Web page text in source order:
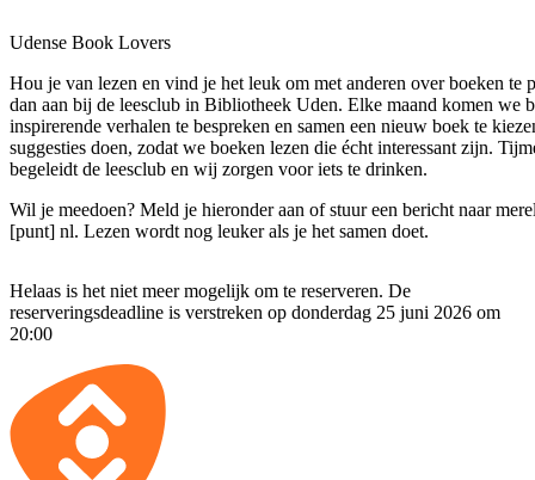
Udense Book Lovers
Hou je van lezen en vind je het leuk om met anderen over boeken te
dan aan bij de leesclub in Bibliotheek Uden. Elke maand komen we
inspirerende verhalen te bespreken en samen een nieuw boek te
suggesties doen, zodat we boeken lezen die écht interessant zijn.
begeleidt de leesclub en wij zorgen voor iets te drinken.
Wil je meedoen? Meld je hieronder aan of stuur een bericht naar
[punt] nl. Lezen wordt nog leuker als je het samen doet.
Helaas is het niet meer mogelijk om te reserveren. De
reserveringsdeadline is verstreken op donderdag 25 juni 2026 om
20:00